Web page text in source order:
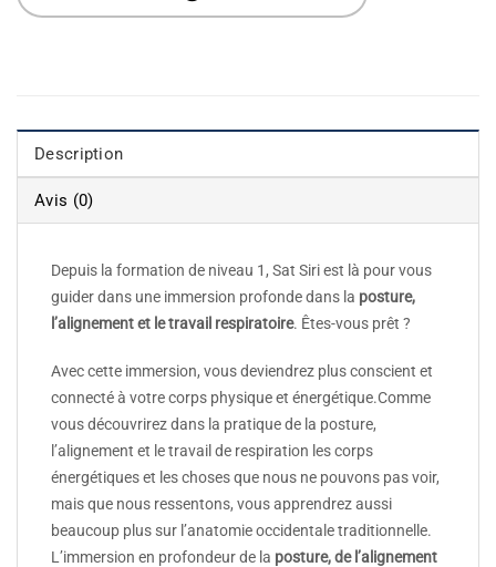
Description
Avis (0)
Depuis la formation de niveau 1, Sat Siri est là pour vous
guider dans une immersion profonde dans la posture,
l’alignement et le travail respiratoire. Êtes-vous prêt ?
Avec cette immersion, vous deviendrez plus conscient et
connecté à votre corps physique et énergétique.Comme
vous découvrirez dans la pratique de la posture,
l’alignement et le travail de respiration les corps
énergétiques et les choses que nous ne pouvons pas voir,
mais que nous ressentons, vous apprendrez aussi
beaucoup plus sur l’anatomie occidentale traditionnelle.
L’immersion en profondeur de la posture, de l’alignement